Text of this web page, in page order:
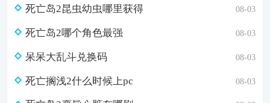
死亡岛2昆虫幼虫哪里获得 08-03
死亡岛2哪个角色最强 08-03
呆呆大乱斗兑换码 08-03
死亡搁浅2什么时候上pc 08-03